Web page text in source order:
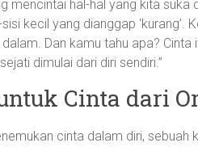
mencintai hal-hal yang kita suka
kecil yang dianggap ‘kurang’.
Dan kamu tahu apa?
dimulai dari diri sendiri.”
Cinta dari
cinta dalam diri, sebuah